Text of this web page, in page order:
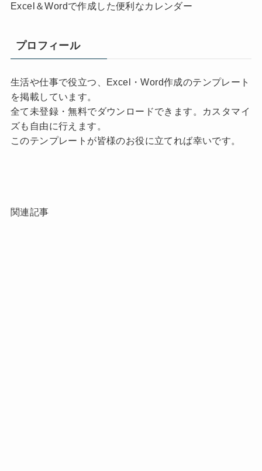
Excel＆Wordで作成した便利なカレンダー
プロフィール
生活や仕事で役立つ、Excel・Word作成のテンプレート
を掲載しています。
全て未登録・無料でダウンロードできます。カスタマイ
ズも自由に行えます。
このテンプレートが皆様のお役に立てれば幸いです。
関連記事